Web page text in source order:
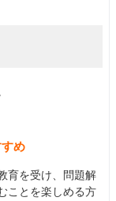
め
育を受け、問題解
ことを楽しめる方